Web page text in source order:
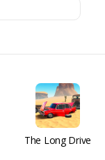
The Long Drive